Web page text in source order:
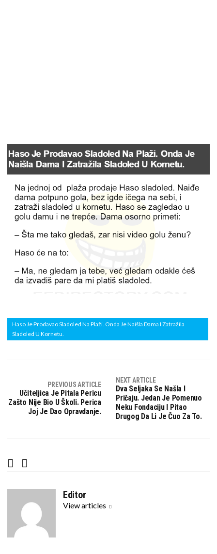
Haso Je Prodavao Sladoled Na Plaži. Onda Je Naišla Dama I Zatražila
Sladoled U Kornetu.
PREVIOUS ARTICLE
Učiteljica Je Pitala Pericu
Zašto Nije Bio U Školi. Perica
Joj Je Dao Opravdanje.
NEXT ARTICLE
Dva Seljaka Se Našla I
Pričaju. Jedan Je Pomenuo
Neku Fondaciju I Pitao
Drugog Da Li Je Čuo Za To.
F
c
o
T
i
t
t
e
Editor
View articles